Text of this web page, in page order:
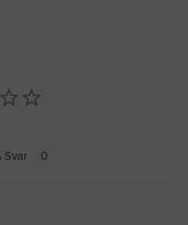
Svar